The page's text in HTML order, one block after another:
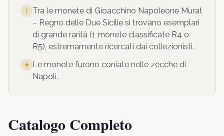
! Tra le monete di Gioacchino Napoleone Murat
– Regno delle Due Sicilie si trovano esemplari
di grande rarità (1 monete classificate R4 o
R5), estremamente ricercati dai collezionisti.
★ Le monete furono coniate nelle zecche di
Napoli.
Catalogo Completo